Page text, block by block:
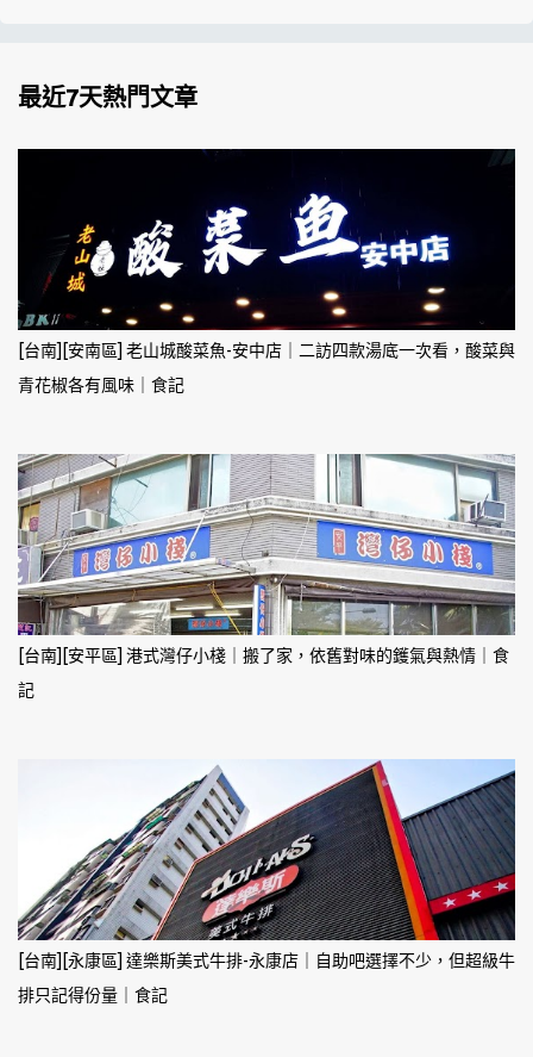
最近7天熱門文章
[台南][安南區] 老山城酸菜魚-安中店｜二訪四款湯底一次看，酸菜與
青花椒各有風味｜食記
[台南][安平區] 港式灣仔小棧｜搬了家，依舊對味的鑊氣與熱情｜食
記
[台南][永康區] 達樂斯美式牛排-永康店｜自助吧選擇不少，但超級牛
排只記得份量｜食記